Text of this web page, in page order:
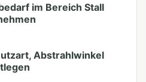
im Bereich Stall
Abstrahlwinkel